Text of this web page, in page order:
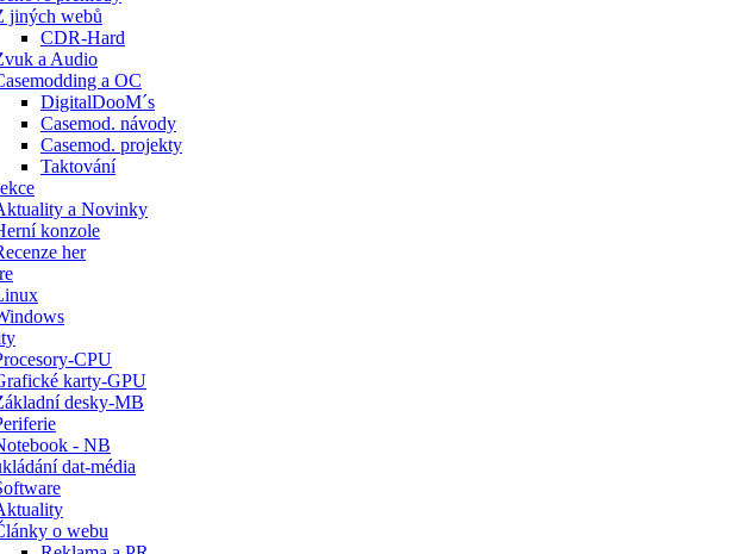
jiných webů
CDR-Hard
a Audio
a OC
DigitalDooM´s
Casemod. návody
Casemod. projekty
Taktování
a Novinky
konzole
her
CPU
karty-GPU
desky-MB
- NB
dat-média
o webu